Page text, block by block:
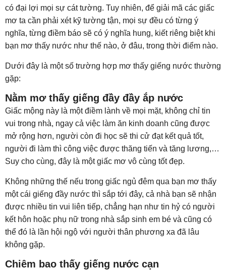
có đại lợi mọi sự cát tường. Tuy nhiên, để giải mã các giấc
mơ ta cần phải xét kỹ tường tận, mọi sự đều có từng ý
nghĩa, từng điềm báo sẽ có ý nghĩa hung, kiết riêng biệt khi
bạn mơ thấy nước như thế nào, ở đâu, trong thời điểm nào.
Dưới đây là một số trường hợp mơ thấy giếng nước thường
gặp:
Nằm mơ thấy giếng đầy đầy ắp nước
Giấc mộng này là một điềm lành về mọi mặt, không chỉ tin
vui trong nhà, ngay cả việc làm ăn kinh doanh cũng được
mở rộng hơn, người còn đi học sẽ thi cử đạt kết quả tốt,
người đi làm thì công việc được thăng tiến và tăng lương,…
Suy cho cùng, đây là một giấc mơ vô cùng tốt đẹp.
Không những thế nếu trong giấc ngủ đêm qua bạn mơ thấy
một cái giếng đầy nước thì sắp tới đây, cả nhà bạn sẽ nhận
được nhiều tin vui liên tiếp, chẳng hạn như tin hỷ có người
kết hôn hoặc phụ nữ trong nhà sắp sinh em bé và cũng có
thể đó là lần hội ngộ với người thân phương xa đã lâu
không gặp.
Chiêm bao thấy giếng nước cạn